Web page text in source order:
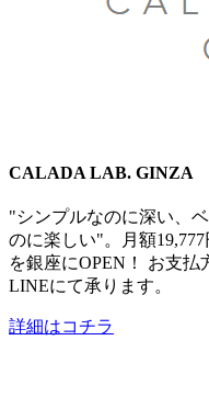
CALADA LAB. GINZA
"シンプルなのに深い、
のに楽しい"。月額
を銀座にOPEN！ お支
LINEにて承ります。
詳細はコチラ